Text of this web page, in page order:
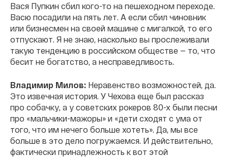
Вася Пупкин сбил кого-то на пешеходном переходе.
Васю посадили на пять лет. А если сбил чиновник
или бизнесмен на своей машине с мигалкой, то его
отпускают. Я не знаю, насколько вы прослеживали
такую тенденцию в российском обществе — то, что
бесит не богатство, а несправедливость.
Владимир Милов: Неравенство возможностей, да.
Это извечная история. У Чехова еще был рассказ
про собачку, а у советских рокеров 80-х были песни
про «мальчики-мажоры» и «дети сходят с ума от
того, что им нечего больше хотеть». Да, мы все
больше в это дело погружаемся. И действительно,
фактически принадлежность к вот этой